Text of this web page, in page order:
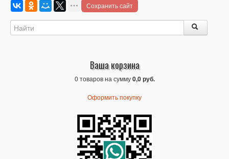
Сохранить сайт
Ваша корзина
0 товаров на сумму0,0 руб.
Оформить покупку